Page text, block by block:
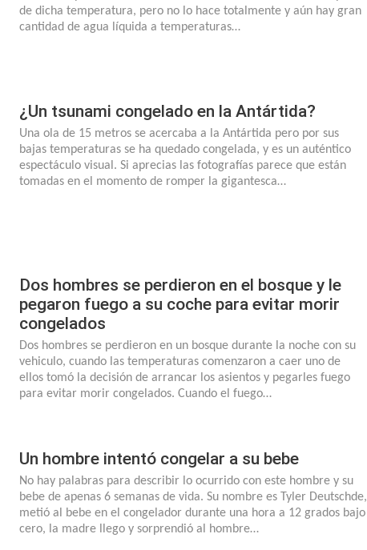
de dicha temperatura, pero no lo hace totalmente y aún hay gran
cantidad de agua líquida a temperaturas…
¿Un tsunami congelado en la Antártida?
Una ola de 15 metros se acercaba a la Antártida pero por sus
bajas temperaturas se ha quedado congelada, y es un auténtico
espectáculo visual. Si aprecias las fotografías parece que están
tomadas en el momento de romper la gigantesca…
Dos hombres se perdieron en el bosque y le
pegaron fuego a su coche para evitar morir
congelados
Dos hombres se perdieron en un bosque durante la noche con su
vehiculo, cuando las temperaturas comenzaron a caer uno de
ellos tomó la decisión de arrancar los asientos y pegarles fuego
para evitar morir congelados. Cuando el fuego…
Un hombre intentó congelar a su bebe
No hay palabras para describir lo ocurrido con este hombre y su
bebe de apenas 6 semanas de vida. Su nombre es Tyler Deutschde,
metió al bebe en el congelador durante una hora a 12 grados bajo
cero, la madre llego y sorprendió al hombre…